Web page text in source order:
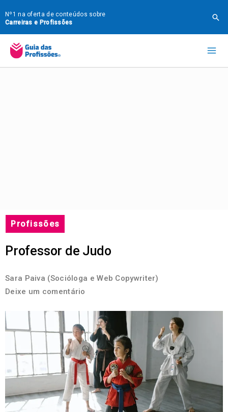
para
o
conteúdo
Nº1 na oferta de conteúdos sobre
Carreiras e Profissões
Profissões
Professor de Judo
Sara Paiva (Socióloga e Web Copywriter)
Deixe um comentário